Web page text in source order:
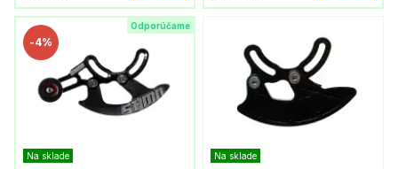
Odporúčame
-4%
Na sklade Na sklade